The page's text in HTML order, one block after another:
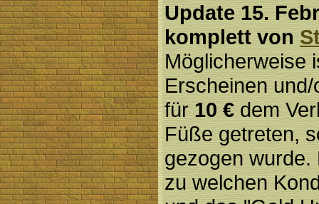
Update 15.
komplett von
Möglicherweise
Erscheinen
für10 €dem
Füße getreten,
gezogen wurde.
zu welchen